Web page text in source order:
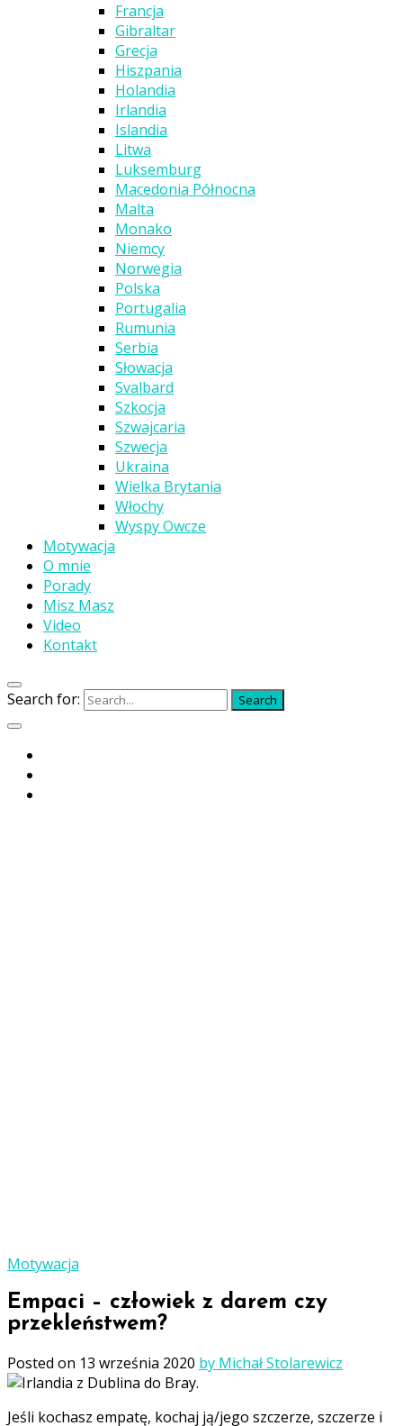
Francja
Gibraltar
Grecja
Hiszpania
Holandia
Irlandia
Islandia
Litwa
Luksemburg
Macedonia Północna
Malta
Monako
Niemcy
Norwegia
Polska
Portugalia
Rumunia
Serbia
Słowacja
Svalbard
Szkocja
Szwajcaria
Szwecja
Ukraina
Wielka Brytania
Włochy
Wyspy Owcze
Motywacja
O mnie
Porady
Misz Masz
Video
Kontakt
Search for: Search
Motywacja
Empaci – człowiek z darem czy
przekleństwem?
Posted on 13 września 2020 by Michał Stolarewicz
Jeśli kochasz empatę, kochaj ją/jego szczerze, szczerze i